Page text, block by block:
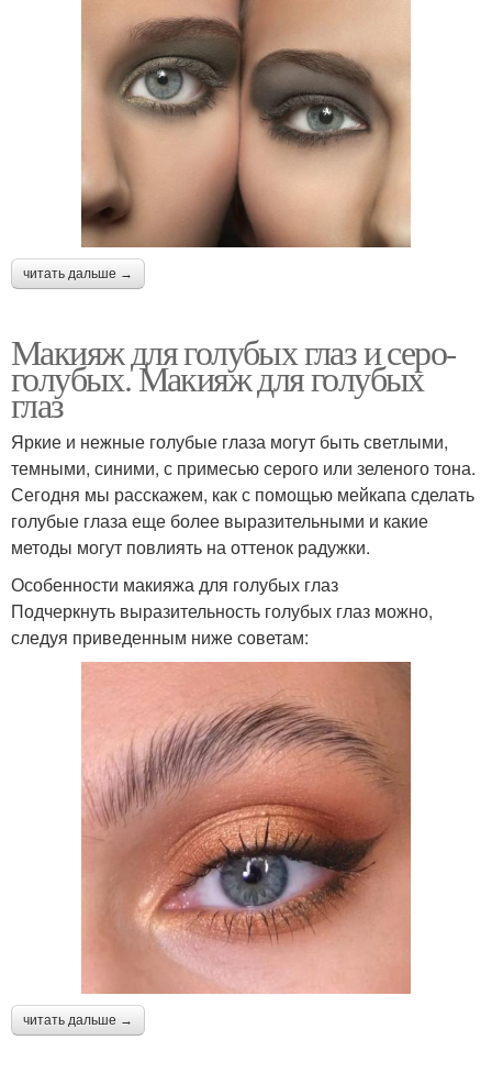
читать дальше →
Макияж для голубых глаз и серо-
голубых. Макияж для голубых
глаз
Яркие и нежные голубые глаза могут быть светлыми,
темными, синими, с примесью серого или зеленого тона.
Сегодня мы расскажем, как с помощью мейкапа сделать
голубые глаза еще более выразительными и какие
методы могут повлиять на оттенок радужки.
Особенности макияжа для голубых глаз
Подчеркнуть выразительность голубых глаз можно,
следуя приведенным ниже советам:
читать дальше →